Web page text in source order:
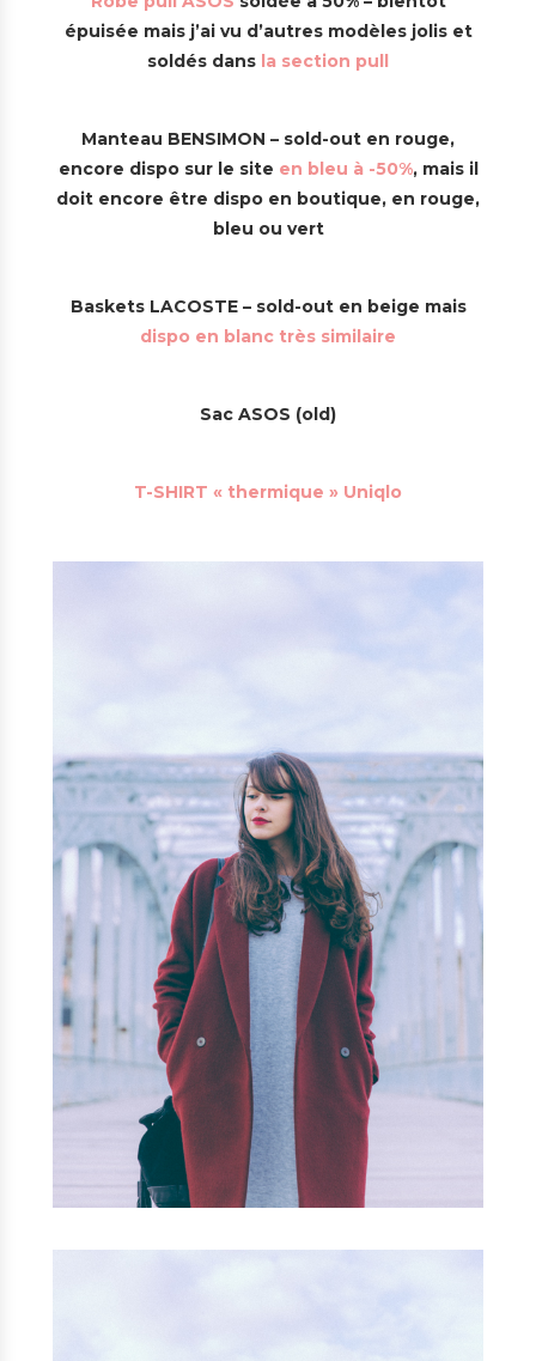
épuisée mais j’ai vu d’autres modèles jolis et
soldés dans la section pull
Manteau BENSIMON – sold-out en rouge,
encore dispo sur le site en bleu à -50%, mais il
doit encore être dispo en boutique, en rouge,
bleu ou vert
Baskets LACOSTE – sold-out en beige mais
dispo en blanc très similaire
Sac ASOS (old)
T-SHIRT « thermique » Uniqlo